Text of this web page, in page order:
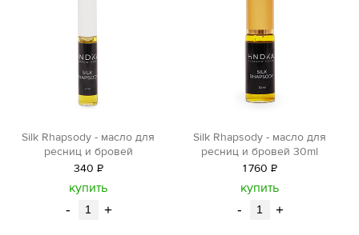
Silk Rhapsody - масло для
ресниц и бровей
340 Р
уб.
купить
- +
Silk Rhapsody - масло для
ресниц и бровей 30ml
1760 Р
уб.
купить
- +